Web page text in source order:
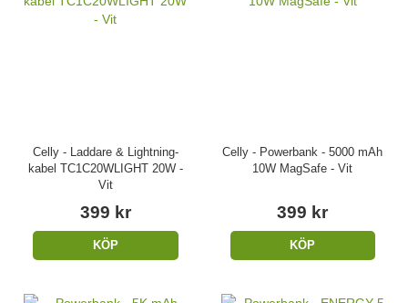
Celly - Laddare & Lightning-
kabel TC1C20WLIGHT 20W -
Vit
399 kr
KÖP
Celly - Powerbank - 5000 mAh
10W MagSafe - Vit
399 kr
KÖP